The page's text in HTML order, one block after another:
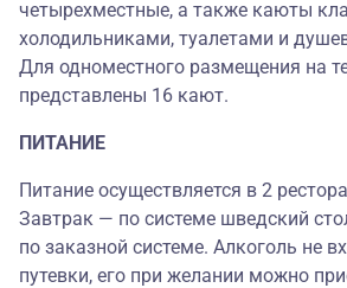
четырехместные, а также каюты
холодильниками, туалетами и
Для одноместного размещения на
представлены 16 кают.
ПИТАНИЕ
Питание осуществляется в 2
Завтрак — по системе шведский
по заказной системе. Алкоголь не
путевки, его при желании можно